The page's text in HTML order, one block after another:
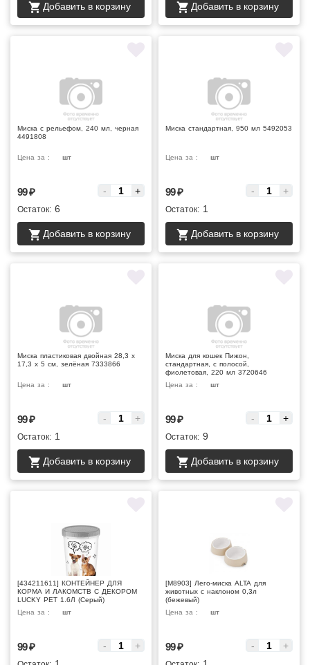
Добавить в корзину Добавить в корзину
Миска с рельефом, 240 мл, черная
4491808
Цена за : шт
99₽ - +
Остаток: 6
Добавить в корзину
Миска стандартная, 950 мл 5492053
Цена за : шт
99₽ - +
Остаток: 1
Добавить в корзину
Миска пластиковая двойная 28,3 х
17,3 х 5 см, зелёная 7333866
Цена за : шт
99₽ - +
Остаток: 1
Добавить в корзину
Миска для кошек Пижон,
стандартная, с полосой,
фиолетовая, 220 мл 3720646
Цена за :
шт
99₽ - +
Остаток: 9
Добавить в корзину
[434211611] КОНТЕЙНЕР ДЛЯ
КОРМА И ЛАКОМСТВ С ДЕКОРОМ
LUCKY PET 1.6Л (Серый)
Цена за :
шт
99₽ - +
[М8903] Лего-миска ALTA для
животных с наклоном 0,3л
(бежевый)
Цена за :
шт
99₽ - +